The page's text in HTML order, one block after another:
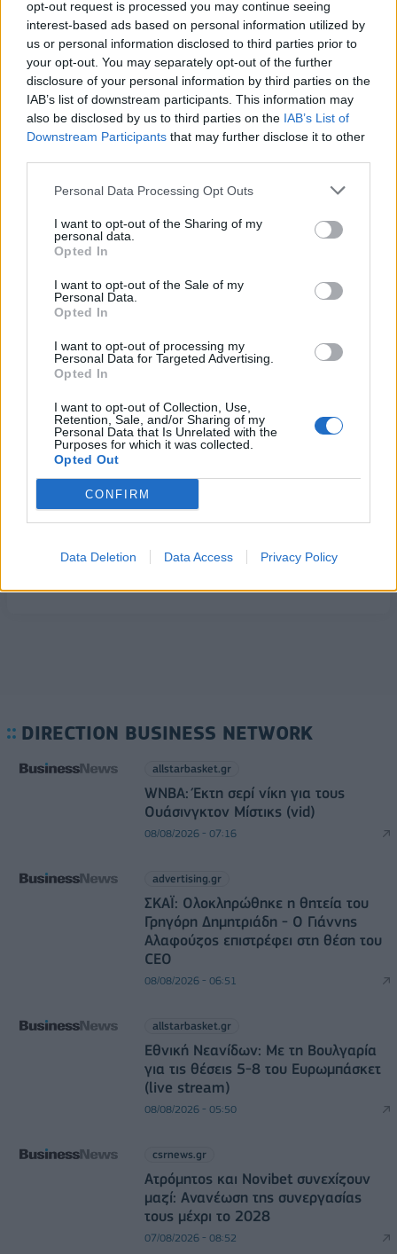
opt-out request is processed you may continue seeing
interest-based ads based on personal information utilized by
us or personal information disclosed to third parties prior to
your opt-out. You may separately opt-out of the further
disclosure of your personal information by third parties on the
IAB’s list of downstream participants. This information may
also be disclosed by us to third parties on the IAB’s List of
Downstream Participants that may further disclose it to other
Personal Data Processing Opt Outs
I want to opt-out of the Sharing of my
personal data.
Opted In
I want to opt-out of the Sale of my
Personal Data.
Opted In
I want to opt-out of processing my
Personal Data for Targeted Advertising.
Opted In
I want to opt-out of Collection, Use,
Retention, Sale, and/or Sharing of my
Personal Data that Is Unrelated with the
Purposes for which it was collected.
Opted Out
CONFIRM
Data Deletion Data Access Privacy Policy
Ατρόμητος και Novibet συνεχίζουν μαζί:
Ανανέωση της συνεργασίας τους μέχρι το 2028
Χρηματιστήριο: Στις 2.618,95 μονάδες ο Γενικός
07/08/2026 - 13:07 ΟΙΚΟΝΟΜΙΑ
Χρηματιστήριο: Στις 2.623,19 μονάδες ο Γενικός
Δείκτης Τιμών, με άνοδο 0,57%
07/08/2026 - 15:21 ΟΙΚΟΝΟΜΙΑ
Χρηματιστήριο: Στις 2.606,72 μονάδες ο Γενικός
Δείκτης Τιμών, με οριακή πτώση 0,07%
07/08/2026 - 11:38
Sofia South Ring Mall έναντι 49,35 εκατ. ευρώ
DIRECTION BUSINESS NETWORK
allstarbasket.gr
WNBA: Έκτη σερί νίκη για τους
Ουάσινγκτον Μίστικς (vid)
08/08/2026 - 07:16
advertising.gr
ΣΚΑΪ: Ολοκληρώθηκε η θητεία του
Γρηγόρη Δημητριάδη - Ο Γιάννης
Αλαφούζος επιστρέφει στη θέση του
CEO
08/08/2026 - 06:51
allstarbasket.gr
Εθνική Νεανίδων: Με τη Βουλγαρία
για τις θέσεις 5-8 του Ευρωμπάσκετ
(live stream)
08/08/2026 - 05:50
csrnews.gr
Ατρόμητος και Novibet συνεχίζουν
μαζί: Ανανέωση της συνεργασίας
τους μέχρι το 2028
07/08/2026 - 08:52